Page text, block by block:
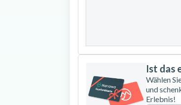
Ist das
Wählen
und
Erlebnis!